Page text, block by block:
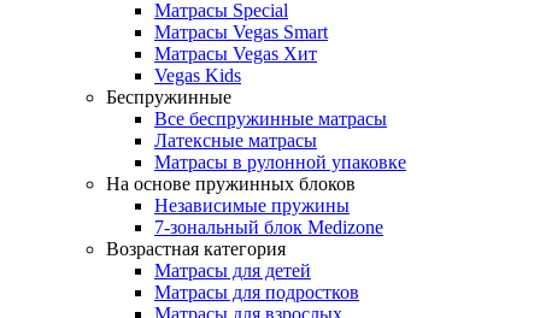
Матрасы Special
Матрасы Vegas Smart
Матрасы Vegas Хит
Vegas Kids
Беспружинные
Все беспружинные матрасы
Латексные матрасы
Матрасы в рулонной упаковке
На основе пружинных блоков
Независимые пружины
7-зональный блок Medizone
Возрастная категория
Матрасы для детей
Матрасы для подростков
Матрасы для взрослых